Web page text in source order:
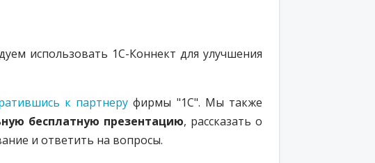
использовать 1С-Коннект для улучшения
к партнеру фирмы "1С". Мы также
бесплатную презентацию, рассказать о
и ответить на вопросы.